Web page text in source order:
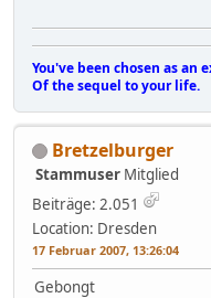
You've been chosen as
Of the sequel to your life.
Bretzelburger
Stammuser Mitglied
Beiträge: 2.051
Location: Dresden
17 Februar 2007, 13:26:04
Gebongt